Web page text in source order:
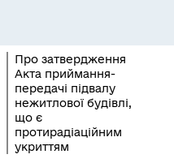
Про затвердження
Акта приймання-
передачі підвалу
нежитлової будівлі,
що є
протирадіаційним
укриттям